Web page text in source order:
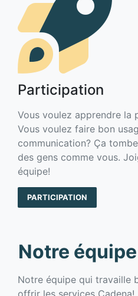
Participation
Vous voulez apprendre la
Vous voulez faire bon
communication? Ça
des gens comme vous.
équipe!
PARTICIPATION
Notre équipe
Notre équipe qui travaille